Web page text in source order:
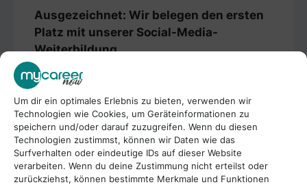
Um dir ein optimales Erlebnis zu bieten, verwenden wir
Technologien wie Cookies, um Geräteinformationen zu
speichern und/oder darauf zuzugreifen. Wenn du diesen
Technologien zustimmst, können wir Daten wie das
Surfverhalten oder eindeutige IDs auf dieser Website
verarbeiten. Wenn du deine Zustimmung nicht erteilst oder
zurückziehst, können bestimmte Merkmale und Funktionen
Ausgezeichnet: Wir belegen den ersten
Platz mit unserer Social-Media-
Weiterbildung
Die Anforderungen an Fachkräfte verändern sich
datengetriebenes Marketing prägen zunehmend
den Arbeitsalltag in vielen Branchen. Umso
wichtiger ist es, dass Weiterbildung nicht nur
theoretisches Wissen vermittelt, sondern
praxisnahe Kompetenzen für die Arbeitswelt von
morgen schafft. Um Orientierung im schnell